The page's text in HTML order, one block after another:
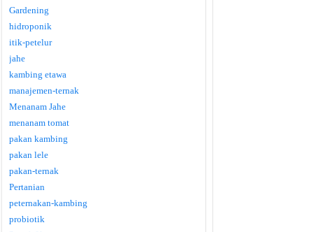
Gardening
hidroponik
itik-petelur
jahe
kambing etawa
manajemen-ternak
Menanam Jahe
menanam tomat
pakan kambing
pakan lele
pakan-ternak
Pertanian
peternakan-kambing
probiotik